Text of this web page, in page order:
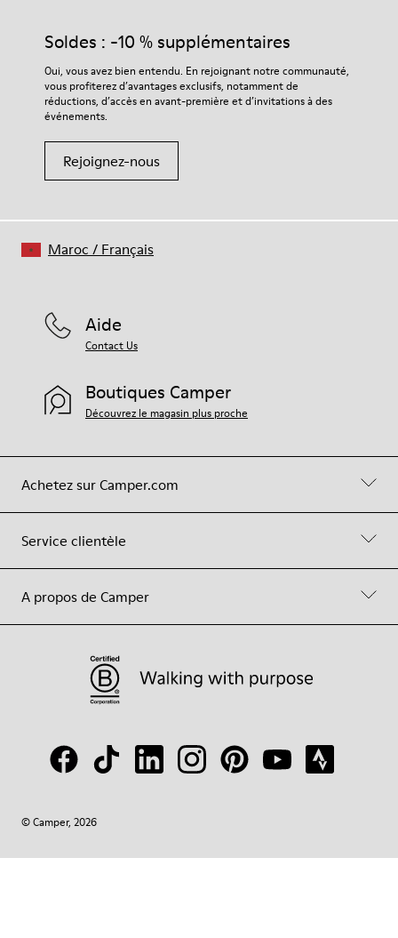
Soldes : -10 % supplémentaires
Oui, vous avez bien entendu. En rejoignant notre communauté,
vous profiterez d’avantages exclusifs, notamment de
réductions, d’accès en avant-première et d’invitations à des
événements.
Rejoignez-nous
Achetez sur Camper.com
Service clientèle
A propos de Camper
Aide
Contact Us
Boutiques Camper
Découvrez le magasin plus proche
© Camper, 2026
Maroc / Français